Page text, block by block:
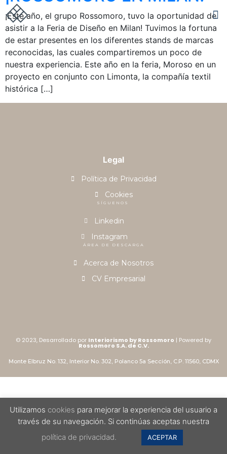
¡Este año, el grupo Rossomoro, tuvo la oportunidad de
asistir a la Feria de Diseño en Milan! Tuvimos la fortuna
de estar presentes en los diferentes stands de marcas
reconocidas, las cuales compartiremos un poco de
nuestra experiencia. Este año en la feria, Moroso en un
proyecto en conjunto con Limonta, la compañía textil
histórica […]
Legal
Política de Privacidad
Cookies
SÍGUENOS
Linkedin
Instagram
ÁREA DE DESCARGA
Acerca de Nosotros
CV Empresarial
© 2023, Desarrollado por Interiorismo by Rossomoro | Powered by
Rossomoro S.A. de C.V.
Monte Elbruz No. 132, Interior No. 302, Polanco 5a Sección, C.P. 11560, CDMX
Utilizamos cookies para mejorar la experiencia del usuario a
través de su navegación. Si continúas aceptas nuestra
política de privacidad.
ACEPTAR